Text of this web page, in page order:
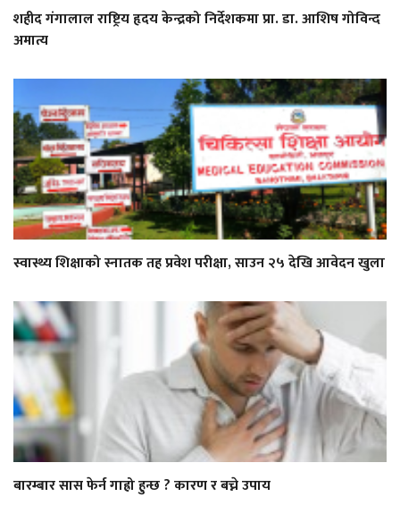
शहीद गंगालाल राष्ट्रिय हृदय केन्द्रको निर्देशकमा प्रा. डा. आशिष गोविन्द
अमात्य
स्वास्थ्य शिक्षाको स्नातक तह प्रवेश परीक्षा, साउन २५ देखि आवेदन खुला
बारम्बार सास फेर्न गाह्रो हुन्छ ? कारण र बच्ने उपाय